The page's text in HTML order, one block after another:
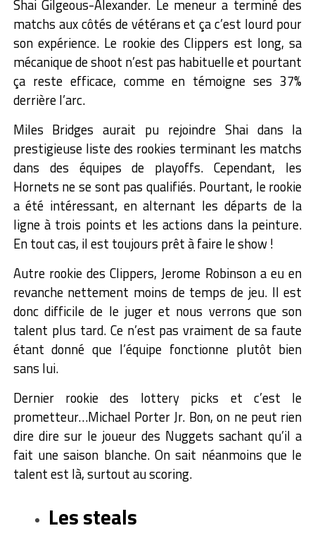
Shai Gilgeous-Alexander. Le meneur a terminé des
matchs aux côtés de vétérans et ça c’est lourd pour
son expérience. Le rookie des Clippers est long, sa
mécanique de shoot n’est pas habituelle et pourtant
ça reste efficace, comme en témoigne ses 37%
derrière l’arc.
Miles Bridges aurait pu rejoindre Shai dans la
prestigieuse liste des rookies terminant les matchs
dans des équipes de playoffs. Cependant, les
Hornets ne se sont pas qualifiés. Pourtant, le rookie
a été intéressant, en alternant les départs de la
ligne à trois points et les actions dans la peinture.
En tout cas, il est toujours prêt à faire le show !
Autre rookie des Clippers, Jerome Robinson a eu en
revanche nettement moins de temps de jeu. Il est
donc difficile de le juger et nous verrons que son
talent plus tard. Ce n’est pas vraiment de sa faute
étant donné que l’équipe fonctionne plutôt bien
sans lui.
Dernier rookie des lottery picks et c’est le
prometteur…Michael Porter Jr. Bon, on ne peut rien
dire dire sur le joueur des Nuggets sachant qu’il a
fait une saison blanche. On sait néanmoins que le
talent est là, surtout au scoring.
Les steals